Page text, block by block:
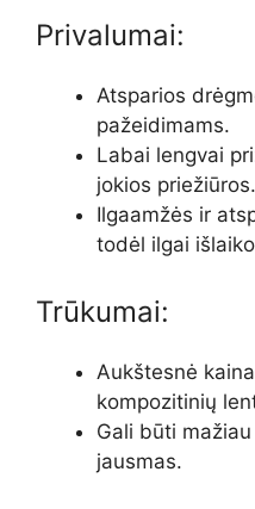
Privalumai:
Atsparios
pažeidimams.
Labai lengvai
jokios priežiūros.
Ilgaamžės ir
todėl ilgai
Trūkumai:
Aukštesnė
kompozitinių
Gali būti
jausmas.